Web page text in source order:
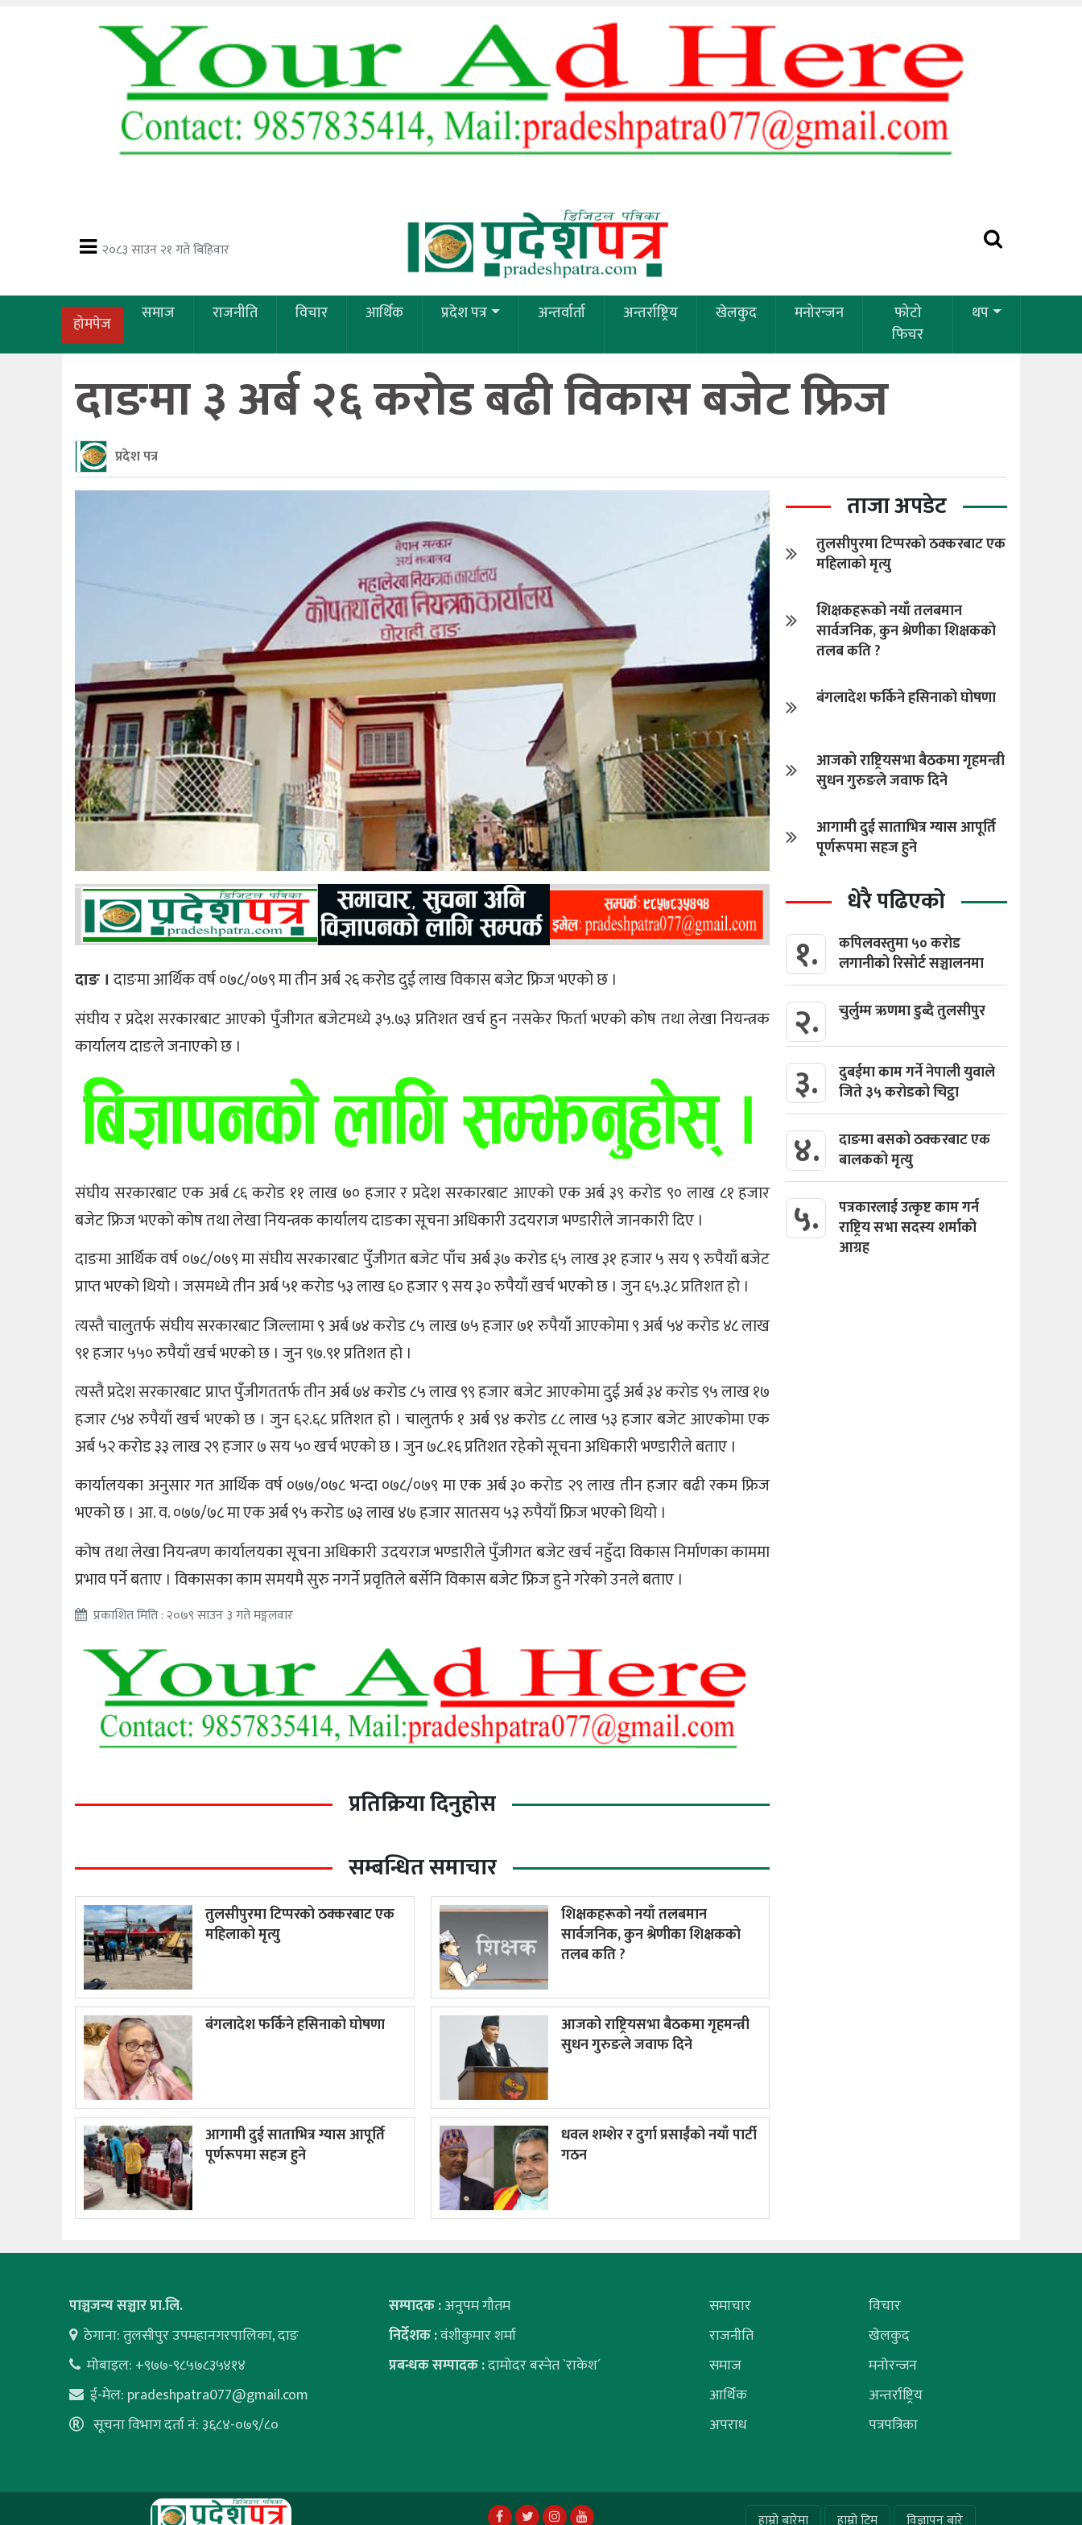
२०८३ साउन २१ गते बिहिवार
होमपेज समाज राजनीति विचार आर्थिक प्रदेश पत्र अन्तर्वार्ता अन्तर्राष्ट्रिय खेलकुद मनोरन्जन
फोटो
फिचर
थप
दाङमा ३ अर्ब २६ करोड बढी विकास बजेट फ्रिज
प्रदेश पत्र
दाङ । दाङमा आर्थिक वर्ष ०७८/०७९ मा तीन अर्ब २६ करोड दुई लाख विकास बजेट फ्रिज भएको छ ।
संघीय र प्रदेश सरकारबाट आएको पुँजीगत बजेटमध्ये ३५.७३ प्रतिशत खर्च हुन नसकेर फिर्ता भएको कोष तथा लेखा नियन्त्रक
कार्यालय दाङले जनाएको छ ।
संघीय सरकारबाट एक अर्ब ८६ करोड ११ लाख ७० हजार र प्रदेश सरकारबाट आएको एक अर्ब ३९ करोड ९० लाख ८१ हजार
बजेट फ्रिज भएको कोष तथा लेखा नियन्त्रक कार्यालय दाङका सूचना अधिकारी उदयराज भण्डारीले जानकारी दिए ।
दाङमा आर्थिक वर्ष ०७८/०७९ मा संघीय सरकारबाट पुँजीगत बजेट पाँच अर्ब ३७ करोड ६५ लाख ३१ हजार ५ सय ९ रुपैयाँ बजेट
प्राप्त भएको थियो । जसमध्ये तीन अर्ब ५१ करोड ५३ लाख ६० हजार ९ सय ३० रुपैयाँ खर्च भएको छ । जुन ६५.३८ प्रतिशत हो ।
त्यस्तै चालुतर्फ संघीय सरकारबाट जिल्लामा ९ अर्ब ७४ करोड ८५ लाख ७५ हजार ७१ रुपैयाँ आएकोमा ९ अर्ब ५४ करोड ४८ लाख
९१ हजार ५५० रुपैयाँ खर्च भएको छ । जुन ९७.९१ प्रतिशत हो ।
त्यस्तै प्रदेश सरकारबाट प्राप्त पुँजीगततर्फ तीन अर्ब ७४ करोड ८५ लाख ९९ हजार बजेट आएकोमा दुई अर्ब ३४ करोड ९५ लाख १७
हजार ८५४ रुपैयाँ खर्च भएको छ । जुन ६२.६८ प्रतिशत हो । चालुतर्फ १ अर्ब ९४ करोड ८८ लाख ५३ हजार बजेट आएकोमा एक
अर्ब ५२ करोड ३३ लाख २९ हजार ७ सय ५० खर्च भएको छ । जुन ७८.१६ प्रतिशत रहेको सूचना अधिकारी भण्डारीले बताए ।
कार्यालयका अनुसार गत आर्थिक वर्ष ०७७/०७८ भन्दा ०७८/०७९ मा एक अर्ब ३० करोड २९ लाख तीन हजार बढी रकम फ्रिज
भएको छ । आ. व. ०७७/७८ मा एक अर्ब ९५ करोड ७३ लाख ४७ हजार सातसय ५३ रुपैयाँ फ्रिज भएको थियो ।
कोष तथा लेखा नियन्त्रण कार्यालयका सूचना अधिकारी उदयराज भण्डारीले पुँजीगत बजेट खर्च नहुँदा विकास निर्माणका काममा
प्रभाव पर्ने बताए । विकासका काम समयमै सुरु नगर्ने प्रवृतिले बर्सेनि विकास बजेट फ्रिज हुने गरेको उनले बताए ।
प्रकाशित मिति : २०७९ साउन ३ गते मङ्गलवार
प्रतिक्रिया दिनुहोस
सम्बन्धित समाचार
तुलसीपुरमा टिप्परको ठक्करबाट एक
महिलाको मृत्यु
शिक्षकहरूको नयाँ तलबमान
सार्वजनिक, कुन श्रेणीका शिक्षकको
तलब कति ?
बंगलादेश फर्किने हसिनाको घोषणा
आजको राष्ट्रियसभा बैठकमा गृहमन्त्री
सुधन गुरुङले जवाफ दिने
आगामी दुई साताभित्र ग्यास आपूर्ति
पूर्णरूपमा सहज हुने
धवल शम्शेर र दुर्गा प्रसाईंको नयाँ पार्टी
गठन
ताजा अपडेट
तुलसीपुरमा टिप्परको ठक्करबाट एक
महिलाको मृत्यु
शिक्षकहरूको नयाँ तलबमान
सार्वजनिक, कुन श्रेणीका शिक्षकको
तलब कति ?
बंगलादेश फर्किने हसिनाको घोषणा
आजको राष्ट्रियसभा बैठकमा गृहमन्त्री
सुधन गुरुङले जवाफ दिने
आगामी दुई साताभित्र ग्यास आपूर्ति
पूर्णरूपमा सहज हुने
धेरै पढिएको
१.
कपिलवस्तुमा ५० करोड
लगानीको रिसोर्ट सञ्चालनमा
२. चुर्लुम्म ऋणमा डुब्दै तुलसीपुर
३.
दुबईमा काम गर्ने नेपाली युवाले
जिते ३५ करोडको चिट्ठा
४.
दाङमा बसको ठक्करबाट एक
बालकको मृत्यु
५.
पत्रकारलाई उत्कृष्ट काम गर्न
राष्ट्रिय सभा सदस्य शर्माको
आग्रह
पाञ्चजन्य सञ्चार प्रा.लि.
ठेगाना: तुलसीपुर उपमहानगरपालिका, दाङ
मोबाइल: +९७७-९८५७८३५४१४
ई-मेल: pradeshpatra077@gmail.com
सूचना विभाग दर्ता नं: ३६८४-०७९/८०
सम्पादक :अनुपम गौतम
निर्देशक :वंशीकुमार शर्मा
प्रबन्धक सम्पादक :दामोदर बस्नेत `राकेश´
समाचार
राजनीति
समाज
आर्थिक
अपराध
विचार
खेलकुद
मनोरन्जन
अन्तर्राष्ट्रिय
पत्रपत्रिका
हाम्रो बारेमा हाम्रो टिम विज्ञापन बारे